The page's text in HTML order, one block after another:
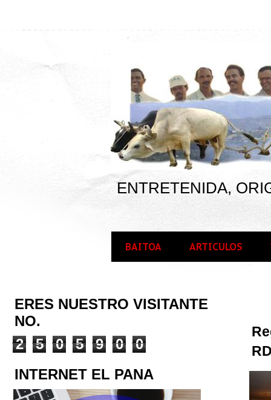
ENTRETENIDA,
BAITOA ARTICULOS
ERES NUESTRO VISITANTE
NO.
2
5 0 5 9 0
0
INTERNET EL PANA